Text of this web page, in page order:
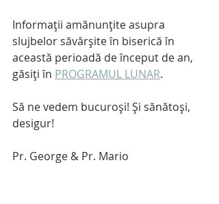
Informații amănunțite asupra
slujbelor săvârșite în biserică în
această perioadă de început de an,
găsiți în PROGRAMUL LUNAR.
Să ne vedem bucuroși! Și sănătoși,
desigur!
Pr. George & Pr. Mario